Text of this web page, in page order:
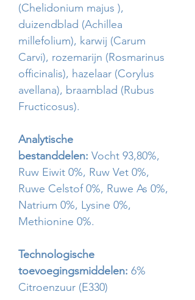
(Chelidonium majus ),
duizendblad (Achillea
millefolium), karwij (Carum
Carvi), rozemarijn (Rosmarinus
officinalis), hazelaar (Corylus
avellana), braamblad (Rubus
Fructicosus).
Analytische
bestanddelen: Vocht 93,80%,
Ruw Eiwit 0%, Ruw Vet 0%,
Ruwe Celstof 0%, Ruwe As 0%,
Natrium 0%, Lysine 0%,
Methionine 0%.
Technologische
toevoegingsmiddelen: 6%
Citroenzuur (E330)